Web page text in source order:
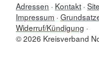
Adressen Kontakt
Impressum
Widerruf/Kündigung
© 2026 Kreisverband